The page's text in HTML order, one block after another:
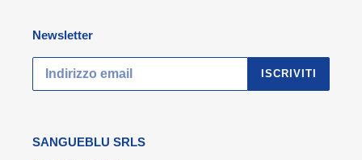
Newsletter
ISCRIVITI
SANGUEBLU SRLS